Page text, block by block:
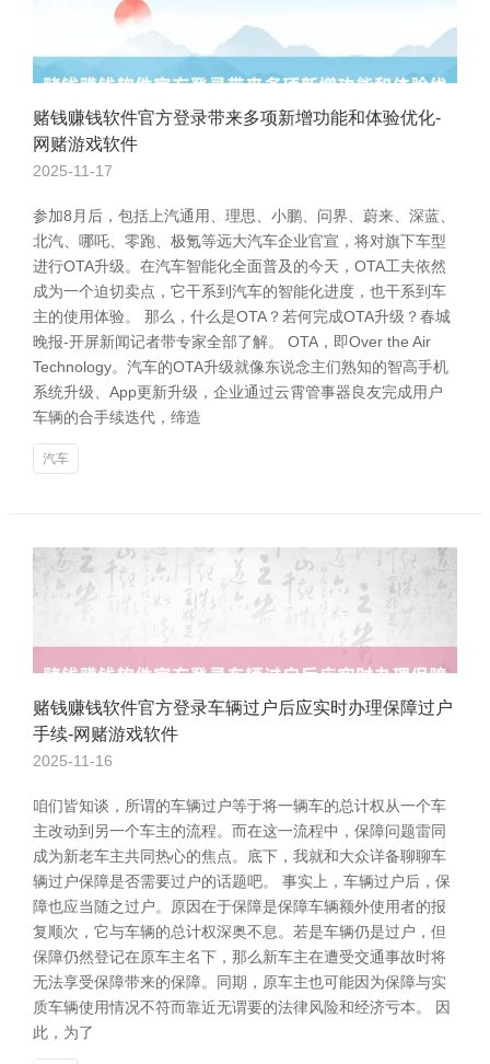
赌钱赚钱软件官方登录带来多项新增功能和体验优化-
网赌游戏软件
2025-11-17
参加8月后，包括上汽通用、理思、小鹏、问界、蔚来、深蓝、
北汽、哪吒、零跑、极氪等远大汽车企业官宣，将对旗下车型
进行OTA升级。在汽车智能化全面普及的今天，OTA工夫依然
成为一个迫切卖点，它干系到汽车的智能化进度，也干系到车
主的使用体验。 那么，什么是OTA？若何完成OTA升级？春城
晚报-开屏新闻记者带专家全部了解。 OTA，即Over the Air
Technology。汽车的OTA升级就像东说念主们熟知的智高手机
系统升级、App更新升级，企业通过云霄管事器良友完成用户
车辆的合手续迭代，缔造
汽车
赌钱赚钱软件官方登录车辆过户后应实时办理保障过户
手续-网赌游戏软件
2025-11-16
咱们皆知谈，所谓的车辆过户等于将一辆车的总计权从一个车
主改动到另一个车主的流程。而在这一流程中，保障问题雷同
成为新老车主共同热心的焦点。底下，我就和大众详备聊聊车
辆过户保障是否需要过户的话题吧。 事实上，车辆过户后，保
障也应当随之过户。原因在于保障是保障车辆额外使用者的报
复顺次，它与车辆的总计权深奥不息。若是车辆仍是过户，但
保障仍然登记在原车主名下，那么新车主在遭受交通事故时将
无法享受保障带来的保障。同期，原车主也可能因为保障与实
质车辆使用情况不符而靠近无谓要的法律风险和经济亏本。 因
此，为了